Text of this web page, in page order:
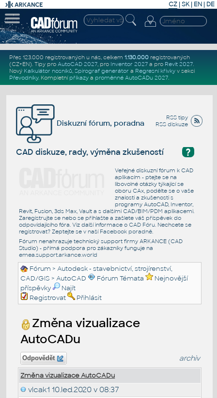
CZ | SK| EN | DE
Přes 123.000 registrovaných u nás, celkem 1.130.000registrovaných
(CZ+EN). Tipy pro AutoCAD 2027, pro Inventor 2027a pro Revit 2027.
Nový Kalkulátor nosníků, Spirograf generátor a Regresní křivkyv sekci
Převodníky. Kompletní příkazya proměnné AutoCADu 2027.
RSS tipy
RSS diskuze
Diskuzní fórum, poradna
?
CAD diskuze, rady, výměna zkušeností
Veřejné diskuzní fórum k CAD
aplikacím - ptejte se na
libovolné otázky týkající se
oboru CAx, podělte se o vaše
znalosti a zkušenosti s
programy AutoCAD, Inventor,
Revit, Fusion, 3ds Max, Vault a s dalšími CAD/BIM/PDM aplikacemi.
Zaregistrujte se nebo se přihlašte a zašlete váš příspěvek do
odpovídajícího fóra. Viz další informace o CAD Fóru. Nechcete se
registrovat? Zeptejte se v naší Facebook poradně.
Fórum nenahrazuje technický support firmy ARKANCE (CAD
Studio) - přímá podpora pro zákazníky funguje na
emea.support.arkance.world
Fórum >Autodesk - stavebnictví, strojírenství,
CAD/GIS >AutoCAD Fórum Témata
Nejnovější
příspěvky
Najít
Registrovat
Přihlásit
Změna vizualizace
AutoCADu
Odpovědět archiv
Změna vizualizace AutoCADu
vlcak1 10.led.2020 v 08:37